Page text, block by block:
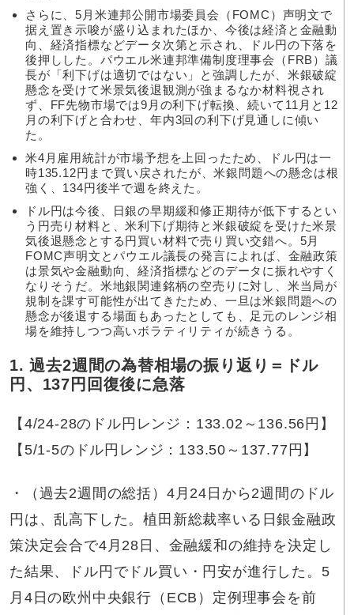
さらに、5月米連邦公開市場委員会（FOMC）声明文で
据え置き示唆が盛り込まれたほか、今後は経済と金融動
向、経済指標などデータ次第と示され、ドル円の下落を
後押しした。パウエル米連邦準備制度理事会（FRB）議
長が「利下げは適切ではない」と強調したが、米銀破綻
懸念を受けて米景気後退観測が強まるなか材料視され
ず、FF先物市場では9月の利下げ転換、続いて11月と12
月の利下げと合わせ、年内3回の利下げ見通しに傾い
た。
米4月雇用統計が市場予想を上回ったため、ドル円は一
時135.12円まで買い戻されたが、米銀問題への懸念は根
強く、134円後半で週を終えた。
ドル円は今後、日銀の早期緩和修正期待が低下するとい
う円売り材料と、米利下げ期待と米銀破綻を受けた米景
気後退懸念とする円買い材料で売り買い交錯へ。5月
FOMC声明文とパウエル議長の発言によれば、金融政策
は景気や金融動向、経済指標などのデータに振れやすく
なりそうだ。米地銀関連銘柄の空売りに対し、米当局が
規制を課す可能性が出てきたため、一旦は米銀問題への
懸念が後退する場面もあったとしても、足元のレンジ相
場を維持しつつ高いボラティリティが続きうる。
1. 過去2週間の為替相場の振り返り＝ドル
円、137円回復後に急落
【4/24-28のドル円レンジ：133.02～136.56円】
【5/1-5のドル円レンジ：133.50～137.77円】
・（過去2週間の総括）4月24日から2週間のドル
円は、乱高下した。植田新総裁率いる日銀金融政
策決定会合で4月28日、金融緩和の維持を決定し
た結果、ドル円でドル買い・円安が進行した。5
月4日の欧州中央銀行（ECB）定例理事会を前